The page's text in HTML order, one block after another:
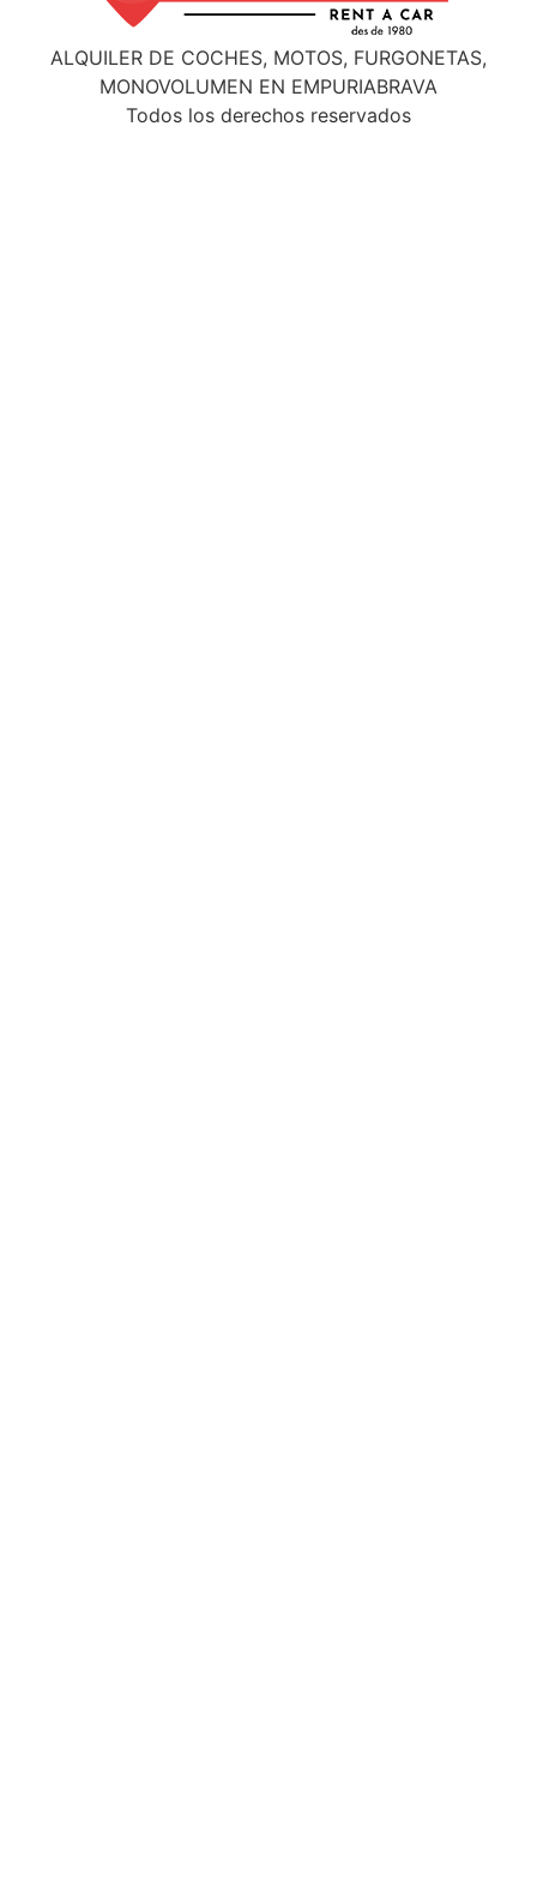
ALQUILER DE COCHES, MOTOS, FURGONETAS,
MONOVOLUMEN EN EMPURIABRAVA
Todos los derechos reservados